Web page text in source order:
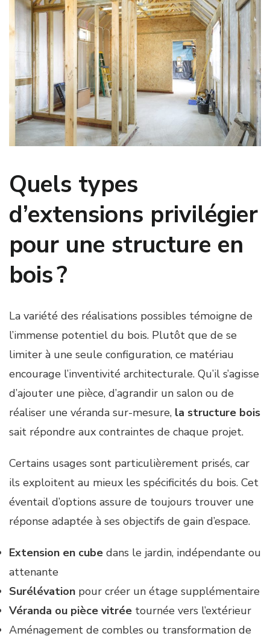
Quels types
d’extensions privilégier
pour une structure en
bois ?
La variété des réalisations possibles témoigne de
l’immense potentiel du bois. Plutôt que de se
limiter à une seule configuration, ce matériau
encourage l’inventivité architecturale. Qu’il s’agisse
d’ajouter une pièce, d’agrandir un salon ou de
réaliser une véranda sur-mesure, la structure bois
sait répondre aux contraintes de chaque projet.
Certains usages sont particulièrement prisés, car
ils exploitent au mieux les spécificités du bois. Cet
éventail d’options assure de toujours trouver une
réponse adaptée à ses objectifs de gain d’espace.
Extension en cube dans le jardin, indépendante ou
attenante
Surélévation pour créer un étage supplémentaire
Véranda ou pièce vitrée tournée vers l’extérieur
Aménagement de combles ou transformation de